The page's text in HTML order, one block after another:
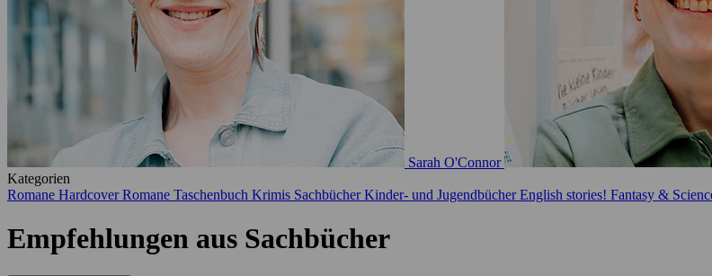
Sarah O'Connor
Kategorien
Romane HardcoverRomane Taschenbuch Krimis SachbücherKinder- und JugendbücherEnglish stories! Fantasy &
Empfehlungen aus Sachbücher